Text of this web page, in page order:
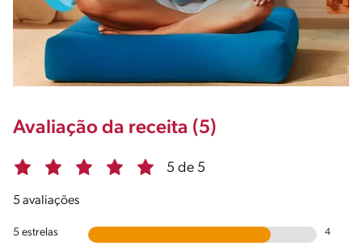
Avaliação da receita (5)
5 de 5
5 avaliações
5 estrelas 4